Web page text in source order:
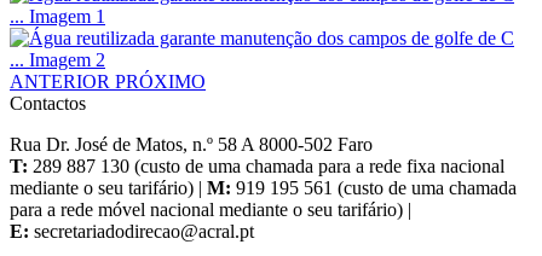
ANTERIOR PRÓXIMO
Contactos
Rua Dr. José de Matos, n.º 58 A 8000-502 Faro
T: 289 887 130 (custo de uma chamada para a rede fixa nacional
mediante o seu tarifário) | M: 919 195 561 (custo de uma chamada
para a rede móvel nacional mediante o seu tarifário) |
E: